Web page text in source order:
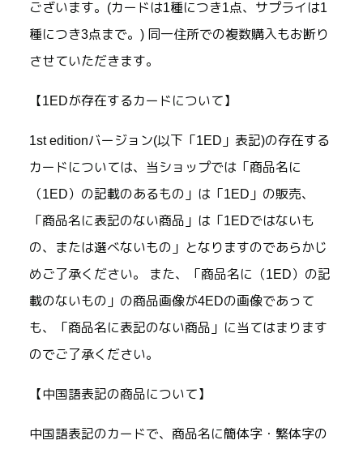
ございます。(カードは1種につき1点、サプライは1
種につき3点まで。) 同一住所での複数購入もお断り
させていただきます。
【1EDが存在するカードについて】
1st editionバージョン(以下「1ED」表記)の存在する
カードについては、当ショップでは「商品名に
（1ED）の記載のあるもの」は「1ED」の販売、
「商品名に表記のない商品」は「1EDではないも
の、または選べないもの」となりますのであらかじ
めご了承ください。 また、「商品名に（1ED）の記
載のないもの」の商品画像が4EDの画像であって
も、「商品名に表記のない商品」に当てはまります
のでご了承ください。
【中国語表記の商品について】
中国語表記のカードで、商品名に簡体字・繁体字の